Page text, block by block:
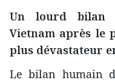
Un lourd bilan
Vietnam après le
plus dévastateur
Le bilan humain